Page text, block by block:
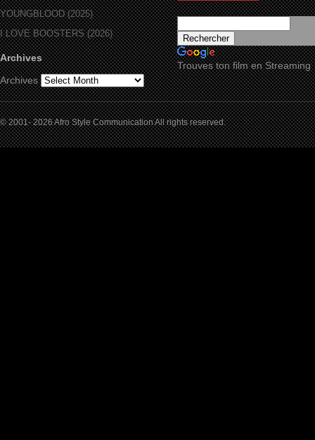
YOUNGBLOOD (2025)
I LOVE BOOSTERS (2026)
Archives
Archives
Trouves ton film en Streaming
© 2001- 2026 Afro Style Communication All rights reserved.